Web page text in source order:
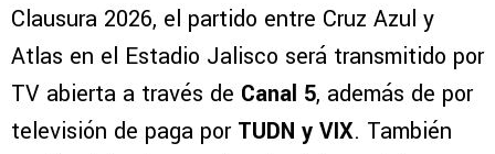
Clausura 2026, el partido entre Cruz Azul y
Atlas en el Estadio Jalisco será transmitido por
TV abierta a través de Canal 5, además de por
televisión de paga por TUDN y VIX. También